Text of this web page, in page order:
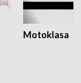
Motoklasa